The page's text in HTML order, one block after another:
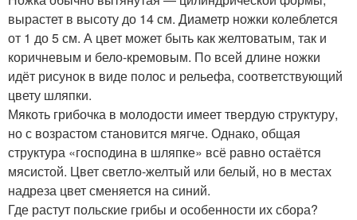
вырастет в высоту до 14 см. Диаметр ножки колеблется
от 1 до 5 см. А цвет может быть как желтоватым, так и
коричневым и бело-кремовым. По всей длине ножки
идёт рисунок в виде полос и рельефа, соответствующий
цвету шляпки.
Мякоть грибочка в молодости имеет твердую структуру,
но с возрастом становится мягче. Однако, общая
структура «господина в шляпке» всё равно остаётся
мясистой. Цвет светло-желтый или белый, но в местах
надреза цвет сменяется на синий.
Где растут польские грибы и особенности их сбора?